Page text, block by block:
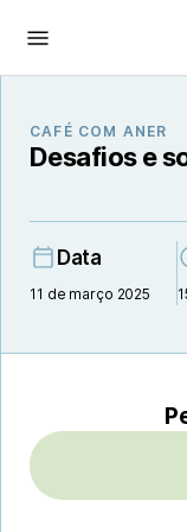
CAFÉ COM ANER
Desafios e
Data
11 de março 2025